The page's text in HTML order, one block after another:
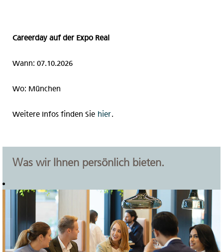
Careerday auf der Expo Real
Wann: 07.10.2026
Wo: München
Weitere Infos finden Sie hier.
Was wir Ihnen persönlich bieten.